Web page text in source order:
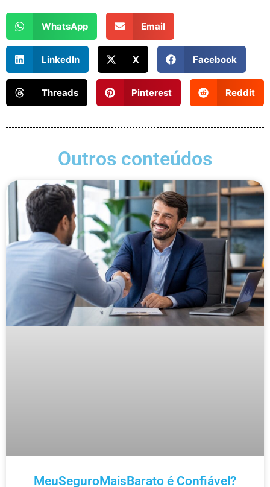
WhatsApp Email
LinkedIn X Facebook
Threads Pinterest Reddit
Outros conteúdos
MeuSeguroMaisBarato é Confiável?